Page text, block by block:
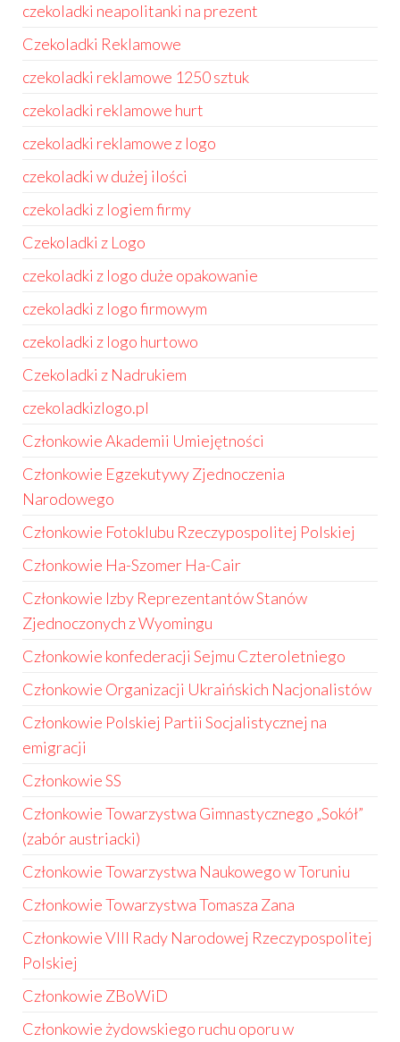
czekoladki neapolitanki na prezent
Czekoladki Reklamowe
czekoladki reklamowe 1250 sztuk
czekoladki reklamowe hurt
czekoladki reklamowe z logo
czekoladki w dużej ilości
czekoladki z logiem firmy
Czekoladki z Logo
czekoladki z logo duże opakowanie
czekoladki z logo firmowym
czekoladki z logo hurtowo
Czekoladki z Nadrukiem
czekoladkizlogo.pl
Członkowie Akademii Umiejętności
Członkowie Egzekutywy Zjednoczenia
Narodowego
Członkowie Fotoklubu Rzeczypospolitej Polskiej
Członkowie Ha-Szomer Ha-Cair
Członkowie Izby Reprezentantów Stanów
Zjednoczonych z Wyomingu
Członkowie konfederacji Sejmu Czteroletniego
Członkowie Organizacji Ukraińskich Nacjonalistów
Członkowie Polskiej Partii Socjalistycznej na
emigracji
Członkowie SS
Członkowie Towarzystwa Gimnastycznego „Sokół”
(zabór austriacki)
Członkowie Towarzystwa Naukowego w Toruniu
Członkowie Towarzystwa Tomasza Zana
Członkowie VIII Rady Narodowej Rzeczypospolitej
Polskiej
Członkowie ZBoWiD
Członkowie żydowskiego ruchu oporu w